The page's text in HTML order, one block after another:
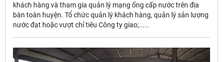
khách hàng và tham gia quản lý mạng ống cấp nước trên địa
bàn toàn huyện. Tổ chức quản lý khách hàng, quản lý sản lượng
nước đạt hoặc vượt chỉ tiêu Công ty giao;.....